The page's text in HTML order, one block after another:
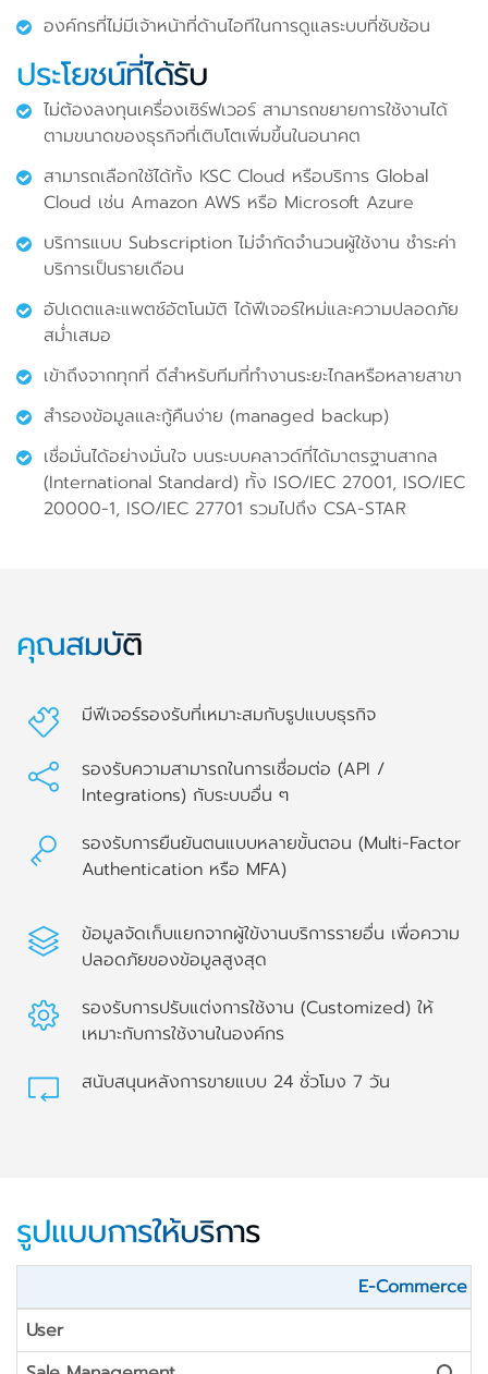
องค์กรที่ไม่มีเจ้าหน้าที่ด้านไอทีในการดูแลระบบที่ซับซ้อน
ประโยชน์ที่ได้รับ
ไม่ต้องลงทุนเครื่องเซิร์ฟเวอร์ สามารถขยายการใช้งานได้
ตามขนาดของธุรกิจที่เติบโตเพิ่มขึ้นในอนาคต
สามารถเลือกใช้ได้ทั้ง KSC Cloud หรือบริการ Global
Cloud เช่น Amazon AWS หรือ Microsoft Azure
บริการแบบ Subscription ไม่จำกัดจำนวนผู้ใช้งาน ชำระค่า
บริการเป็นรายเดือน
อัปเดตและแพตช์อัตโนมัติ ได้ฟีเจอร์ใหม่และความปลอดภัย
สม่ำเสมอ
เข้าถึงจากทุกที่ ดีสำหรับทีมที่ทำงานระยะไกลหรือหลายสาขา
สำรองข้อมูลและกู้คืนง่าย (managed backup)
เชื่อมั่นได้อย่างมั่นใจ บนระบบคลาวด์ที่ได้มาตรฐานสากล
(International Standard) ทั้ง ISO/IEC 27001, ISO/IEC
20000-1, ISO/IEC 27701 รวมไปถึง CSA-STAR
คุณสมบัติ
มีฟีเจอร์รองรับที่เหมาะสมกับรูปแบบธุรกิจ
รองรับความสามารถในการเชื่อมต่อ (API /
Integrations) กับระบบอื่น ๆ
รองรับการยืนยันตนแบบหลายขั้นตอน (Multi-Factor
Authentication หรือ MFA)
ข้อมูลจัดเก็บแยกจากผู้ใข้งานบริการรายอื่น เพื่อความ
ปลอดภัยของข้อมูลสูงสุด
รองรับการปรับแต่งการใช้งาน (Customized) ให้
เหมาะกับการใช้งานในองค์กร
สนับสนุนหลังการขายแบบ 24 ชั่วโมง 7 วัน
รูปแบบการให้บริการ
E-Commerce /
User